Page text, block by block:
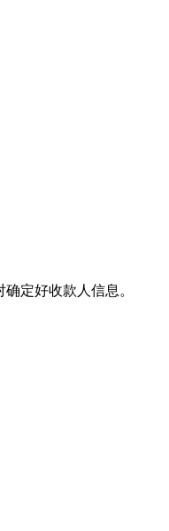
定好收款人信息。